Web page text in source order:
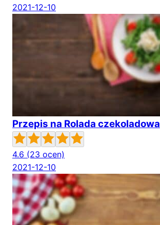
2021-12-10
Przepis na Rolada czekoladowa
4.6 (23 ocen)
2021-12-10